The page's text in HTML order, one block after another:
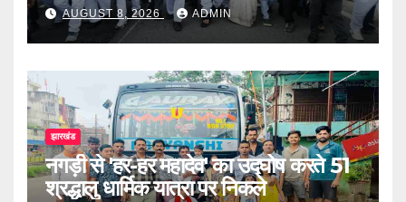
AUGUST 8, 2026 ADMIN
झारखंड
नगड़ी से 'हर-हर महादेव' का उद्घोष करते 51
श्रद्धालु धार्मिक यात्रा पर निकले